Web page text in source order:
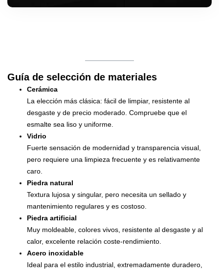
Guía de selección de materiales
Cerámica
La elección más clásica: fácil de limpiar, resistente al
desgaste y de precio moderado. Compruebe que el
esmalte sea liso y uniforme.
Vidrio
Fuerte sensación de modernidad y transparencia visual,
pero requiere una limpieza frecuente y es relativamente
caro.
Piedra natural
Textura lujosa y singular, pero necesita un sellado y
mantenimiento regulares y es costoso.
Piedra artificial
Muy moldeable, colores vivos, resistente al desgaste y al
calor, excelente relación coste-rendimiento.
Acero inoxidable
Ideal para el estilo industrial, extremadamente duradero,